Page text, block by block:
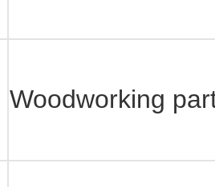
Woodworking